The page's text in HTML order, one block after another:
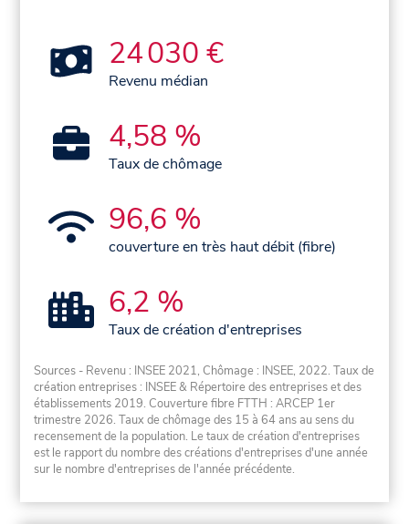
24 030 €
Revenu médian
4,58 %
Taux de chômage
96,6 %
couverture en très haut débit (fibre)
6,2 %
Taux de création d'entreprises
Sources - Revenu : INSEE 2021, Chômage : INSEE, 2022. Taux de
création entreprises : INSEE & Répertoire des entreprises et des
établissements 2019. Couverture fibre FTTH : ARCEP 1er
trimestre 2026. Taux de chômage des 15 à 64 ans au sens du
recensement de la population. Le taux de création d'entreprises
est le rapport du nombre des créations d'entreprises d'une année
sur le nombre d'entreprises de l'année précédente.